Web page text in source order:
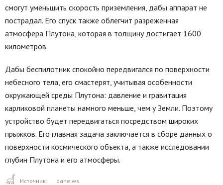
смогут уменьшить скорость приземления, дабы аппарат не
пострадал. Его спуск также облегчит разреженная
атмосфера Плутона, которая в толщину достигает 1600
километров.
Дабы беспилотник спокойно передвигался по поверхности
небесного тела, его смастерят, учитывая особенности
окружающей среды Плутона: давление и гравитация
карликовой планеты намного меньше, чем у Земли. Поэтому
устройство будет передвигаться посредством широких
прыжков. Его главная задача заключается в сборе данных о
поверхности космического объекта, а также исследовании
глубин Плутона и его атмосферы.
Источник: oane.ws